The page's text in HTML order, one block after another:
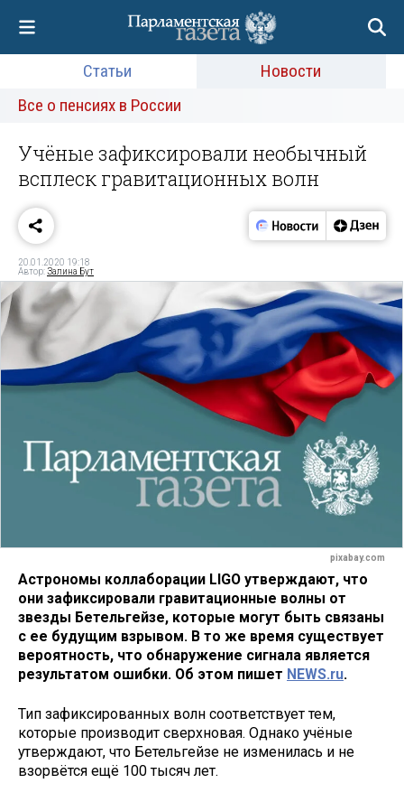
Статьи
Новости
Все о пенсиях в России
Учёные зафиксировали необычный
всплеск гравитационных волн
20.01.2020 19:18
Автор:Залина Бут
pixabay.com
Астрономы коллаборации LIGO утверждают, что
они зафиксировали гравитационные волны от
звезды Бетельгейзе, которые могут быть связаны
с ее будущим взрывом. В то же время существует
вероятность, что обнаружение сигнала является
результатом ошибки. Об этом пишет NEWS.ru.
Тип зафиксированных волн соответствует тем,
которые производит сверхновая. Однако учёные
утверждают, что Бетельгейзе не изменилась и не
взорвётся ещё 100 тысяч лет.